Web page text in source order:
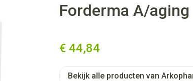
Fl 10x25ml
Forderma A/
€ 44,84
Bekijk alle producten van